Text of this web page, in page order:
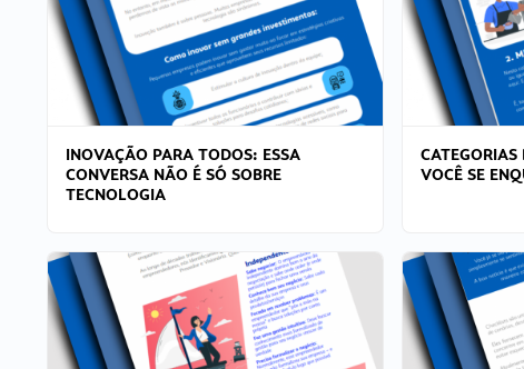
INOVAÇÃO PARA TODOS: ESSA
CONVERSA NÃO É SÓ SOBRE
TECNOLOGIA
CATEGORIAS
VOCÊ SE